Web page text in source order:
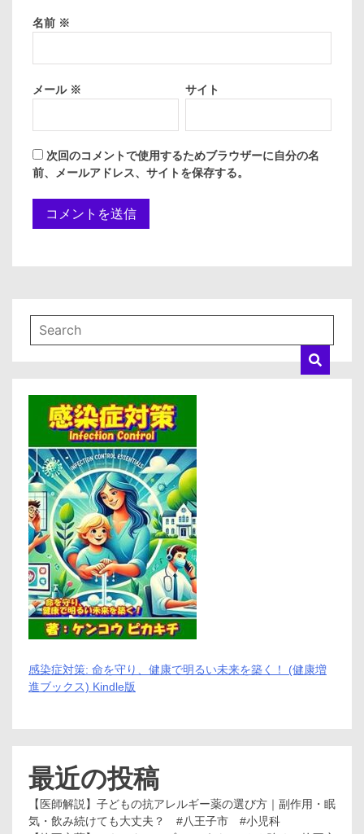
名前 ※
メール ※ サイト
次回のコメントで使用するためブラウザーに自分の名
前、メールアドレス、サイトを保存する。
感染症対策: 命を守り、健康で明るい未来を築く！ (健康増
進ブックス) Kindle版
最近の投稿
【医師解説】子どもの抗アレルギー薬の選び方｜副作用・眠
気・飲み続けても大丈夫？ #八王子市 #小児科